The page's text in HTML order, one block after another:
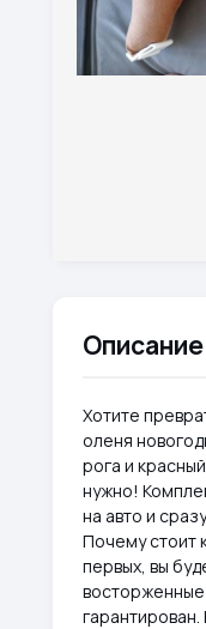
Описание
Хотите
оленя
рога и
нужно!
на авто и
Почему стоит
первых, вы
восторженные